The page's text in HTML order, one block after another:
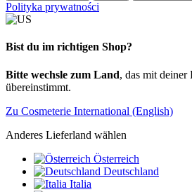
Polityka prywatności
Bist du im richtigen Shop?
Bitte wechsle zum Land, das mit deiner
übereinstimmt.
Zu Cosmeterie International (English)
Anderes Lieferland wählen
Österreich
Deutschland
Italia